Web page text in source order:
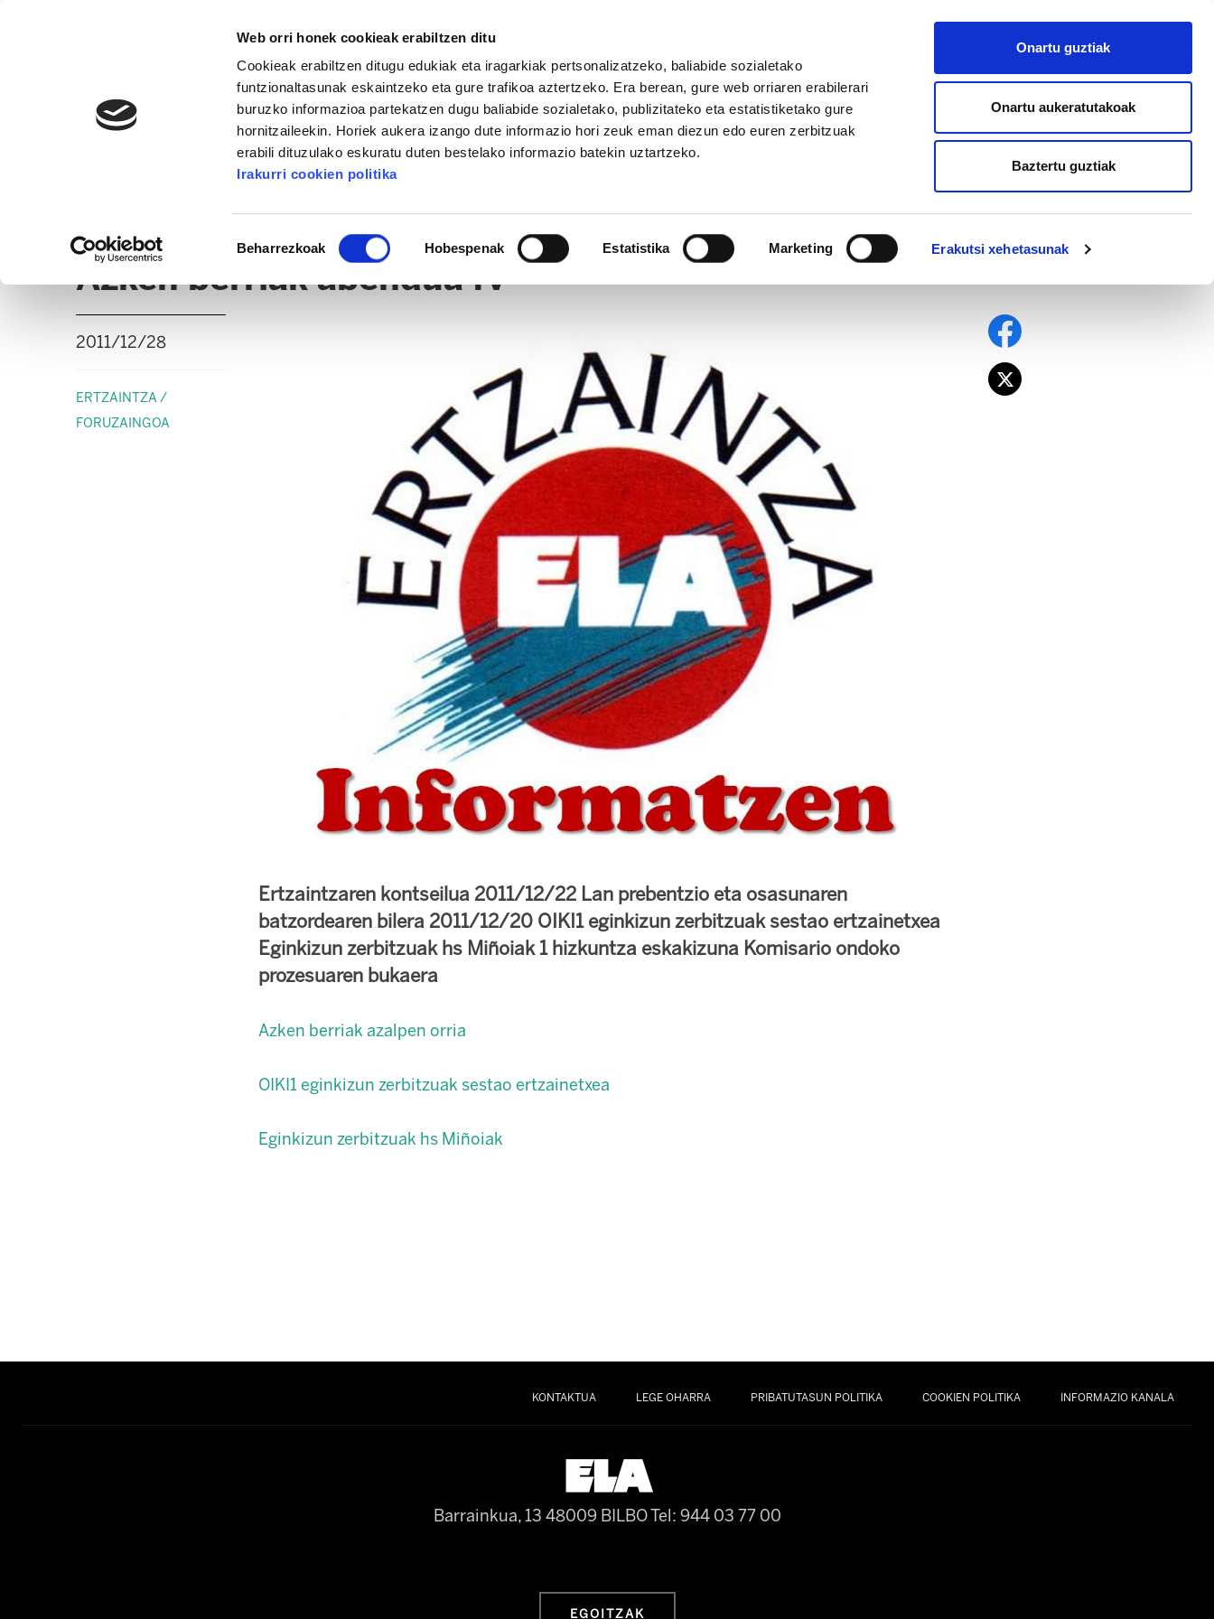
Web orri honek cookieak erabiltzen ditu
Cookieak erabiltzen ditugu edukiak eta iragarkiak pertsonalizatzeko, baliabide sozialetako
funtzionaltasunak eskaintzeko eta gure trafikoa aztertzeko. Era berean, gure web orriaren erabilerari
buruzko informazioa partekatzen dugu baliabide sozialetako, publizitateko eta estatistiketako gure
hornitzaileekin. Horiek aukera izango dute informazio hori zeuk eman diezun edo euren zerbitzuak
erabili dituzulako eskuratu duten bestelako informazio batekin uztartzeko.
Irakurri cookien politika
Beharrezkoak Hobespenak Estatistika Marketing Erakutsi xehetasunak
Onartu guztiak
Onartu aukeratutakoak
Baztertu guztiak
AFILIATU
ERTZAINTZA / FORUZAINGOA
Azken berriak abendua IV
2011/12/28
ERTZAINTZA /
FORUZAINGOA
Ertzaintzaren kontseilua 2011/12/22 Lan prebentzio eta osasunaren
batzordearen bilera 2011/12/20 OIKI1 eginkizun zerbitzuak sestao ertzainetxea
Eginkizun zerbitzuak hs Miñoiak 1 hizkuntza eskakizuna Komisario ondoko
prozesuaren bukaera
Azken berriak azalpen orria
OIKI1 eginkizun zerbitzuak sestao ertzainetxea
Eginkizun zerbitzuak hs Miñoiak
KONTAKTUA LEGE OHARRA PRIBATUTASUN POLITIKA COOKIEN POLITIKA INFORMAZIO KANALA
Barrainkua, 13 48009 BILBOTel: 944 03 77 00
EGOITZAK